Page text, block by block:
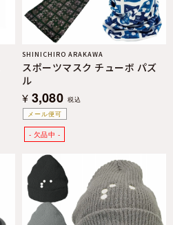
メール便可
SHINICHIRO ARAKAWA
スポーツマスク チューボ パズ
ル
¥ 3,080 税込